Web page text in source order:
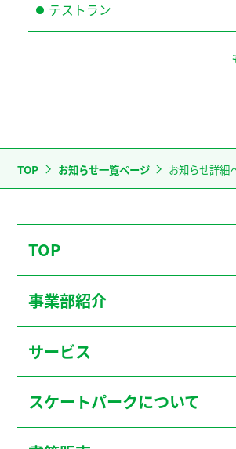
テストラン
TOP お知らせ一覧ページ お知らせ詳細
TOP
事業部紹介
サービス
スケートパークについて